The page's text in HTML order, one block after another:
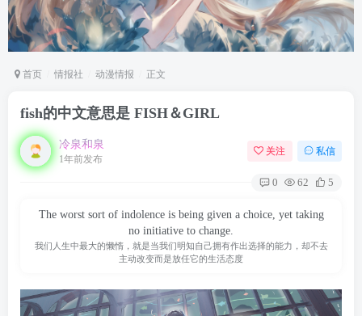
首页 情报社 动漫情报 正文
fish的中文意思是 FISH＆GIRL
冷泉和泉
1年前发布
关注 私信
0 62 5
The worst sort of indolence is being given a choice, yet taking
no initiative to change.
我们人生中最大的懒惰，就是当我们明知自己拥有作出选择的能力，却不去
主动改变而是放任它的生活态度